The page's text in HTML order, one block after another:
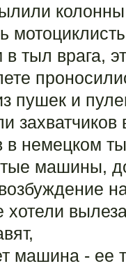
тыл врага,
пушек и
в немецком
машины,
хотели
машина - ее